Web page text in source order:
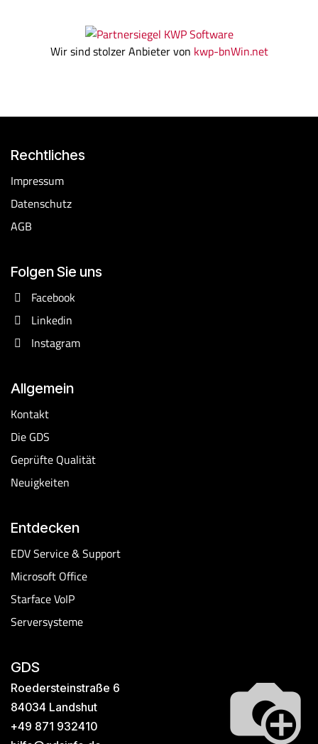
Wir sind stolzer Anbieter von kwp-bnWin.net
Rechtliches
​Impressum
Datenschutz
AGB
Folgen Sie uns
Facebook
Linkedin
Instagram
Allgemein
Kontakt
Die GDS
Geprüfte Qualität
Neuigkeiten
Entdecken
EDV Service & Support
Microsoft Office
Starface VoIP​
Serversysteme
GDS
Roedersteinstraße 6
84034 Landshut
+49 871 932410